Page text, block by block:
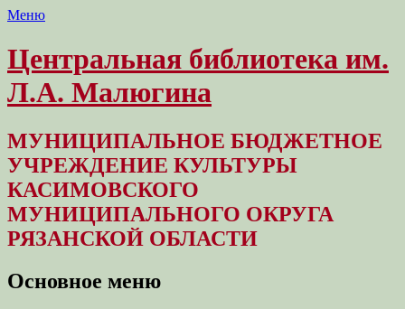
Меню
Центральная библиотека им.
Л.А. Малюгина
МУНИЦИПАЛЬНОЕ БЮДЖЕТНОЕ
УЧРЕЖДЕНИЕ КУЛЬТУРЫ
КАСИМОВСКОГО
МУНИЦИПАЛЬНОГО ОКРУГА
РЯЗАНСКОЙ ОБЛАСТИ
Основное меню